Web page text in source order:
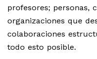
profesores; personas,
organizaciones que
colaboraciones
todo esto posible.